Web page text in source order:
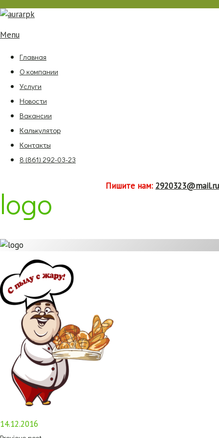
Menu
Главная
О компании
Услуги
Новости
Вакансии
Калькулятор
Контакты
8 (861) 292-03-23
Пишите нам: 2920323@mail.ru
logo
14.12.2016